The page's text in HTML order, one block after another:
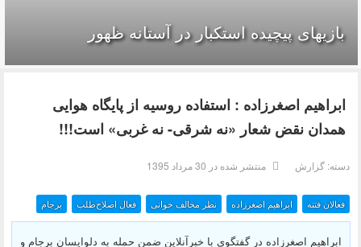
بازیهای پیچیده استکبار در آستانه ظهور
ابراهیم اصغرزاده : استفاده روسیه از پایگاه هوایی
همدان نقض شعار «نه شرقی- نه غربی» است!!!
دسته:گزارش منتشر شده در 30 مرداد 1395
فعالان فتنه ابراهیم اصغرزاده نظر مخالف خوانی فعال اصلاح‌طلب برجام
ابراهیم اصغرزاده در گفتگوی با خبرآنلاین ضمن حمله به دلواپسان برجام و